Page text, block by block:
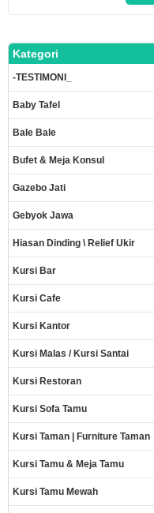
Kategori
-TESTIMONI_
Baby Tafel
Bale Bale
Bufet & Meja Konsul
Gazebo Jati
Gebyok Jawa
Hiasan Dinding \ Relief Ukir
Kursi Bar
Kursi Cafe
Kursi Kantor
Kursi Malas / Kursi Santai
Kursi Restoran
Kursi Sofa Tamu
Kursi Taman | Furniture Taman
Kursi Tamu & Meja Tamu
Kursi Tamu Mewah